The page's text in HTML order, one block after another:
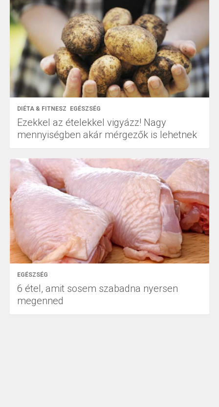
DIÉTA & FITNESZ EGÉSZSÉG
Ezekkel az ételekkel vigyázz! Nagy
mennyiségben akár mérgezők is lehetnek
EGÉSZSÉG
6 étel, amit sosem szabadna nyersen
megenned